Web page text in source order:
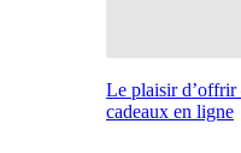
Le plaisir d’offrir
cadeaux en ligne